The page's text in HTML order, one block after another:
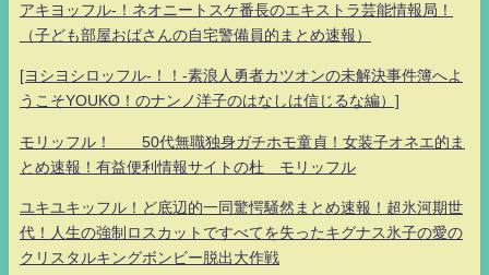
アキヨッフル-！ネオニートスケ番長のエキストラ芸能情報局！
（子ども部屋おばさんの自宅警備員的まとめ速報）
[ヨシヨシロッフル-！！-素浪人勇者カツオンの未解決事件簿へよ
うこそYOUKO！のナンノ洋子のはなしは信じるな編）]
モリッフル！ 50代無職独身ガチホモ童貞！女装子オネエ的ま
とめ速報！有益便利情報サイトの杜 モリッフル
ユキユキッフル！ど底辺的一同驚愕騒然まとめ速報！超氷河期世
代！人生の強制ロスカットですべてを失ったキグナス氷子の愛の
クリスタルキングボンビー脱出大作戦